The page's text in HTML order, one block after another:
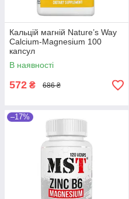
Кальцій магній Nature’s Way
Calcium-Magnesium 100
капсул
В наявності
572 ₴ 686 ₴
–17%